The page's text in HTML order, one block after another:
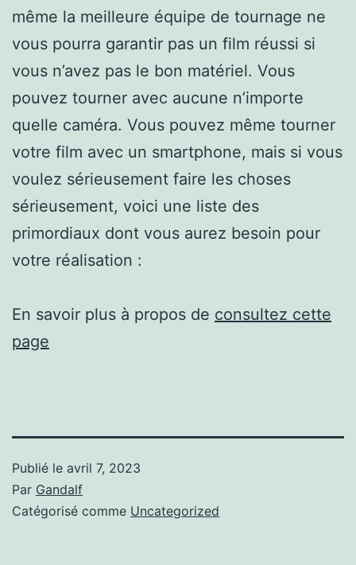
même la meilleure équipe de tournage ne
vous pourra garantir pas un film réussi si
vous n’avez pas le bon matériel. Vous
pouvez tourner avec aucune n’importe
quelle caméra. Vous pouvez même tourner
votre film avec un smartphone, mais si vous
voulez sérieusement faire les choses
sérieusement, voici une liste des
primordiaux dont vous aurez besoin pour
votre réalisation :
En savoir plus à propos de consultez cette
page
Publié le avril 7, 2023
Par Gandalf
Catégorisé comme Uncategorized